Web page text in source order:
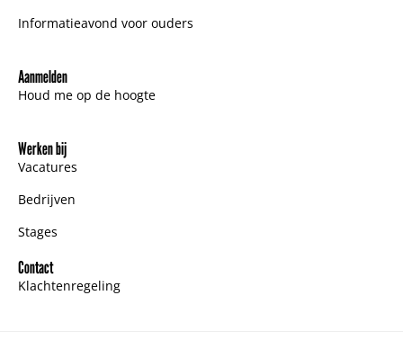
Informatieavond voor ouders
Aanmelden
Houd me op de hoogte
Werken bij
Vacatures
Bedrijven
Stages
Contact
Klachtenregeling